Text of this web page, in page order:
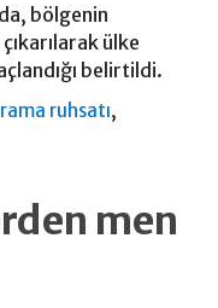
bölgenin
ülke
belirtildi.
ruhsatı,
men